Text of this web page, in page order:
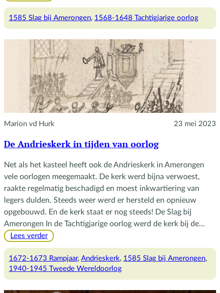
Slag
1585 Slag bij Amerongen, 1568-1648 Tachtigjarige oorlog
Marion vd Hurk 23 mei 2023
De Andrieskerk in tijden van oorlog
Net als het kasteel heeft ook de Andrieskerk in Amerongen
vele oorlogen meegemaakt. De kerk werd bijna verwoest,
raakte regelmatig beschadigd en moest inkwartiering van
legers dulden. Steeds weer werd er hersteld en opnieuw
opgebouwd. En de kerk staat er nog steeds! De Slag bij
Amerongen In de Tachtigjarige oorlog werd de kerk bij de…
Lees verder:
Andrieskerk
in
1672-1673 Rampjaar, Andrieskerk, 1585 Slag bij Amerongen
1940-1945 Tweede Wereldoorlog